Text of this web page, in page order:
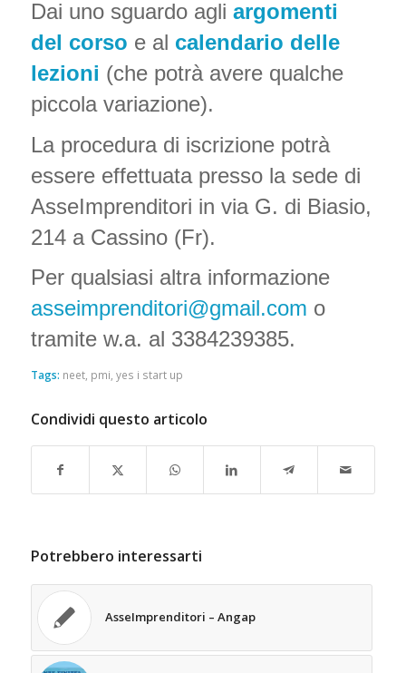
Dai uno sguardo agli argomenti
del corso e al calendario delle
lezioni (che potrà avere qualche
piccola variazione).
La procedura di iscrizione potrà
essere effettuata presso la sede di
AsseImprenditori in via G. di Biasio,
214 a Cassino (Fr).
Per qualsiasi altra informazione
asseimprenditori@gmail.com o
tramite w.a. al 3384239385.
Tags: neet, pmi yes i start up
Condividi questo articolo
Potrebbero interessarti
AsseImprenditori – Angap